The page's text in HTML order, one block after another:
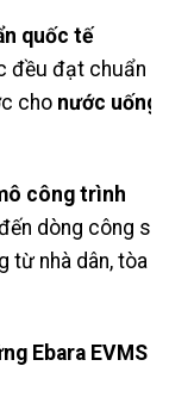
quốc tế
đều đạt chuẩn
cho nước
công trình
dòng công
từ nhà dân, tòa
Ebara EVMS